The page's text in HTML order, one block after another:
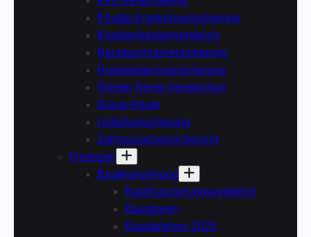
Private Krankenversicherung
Krankenkassenvergleich
Rechtsschutzversicherung
Risikolebensversicherung
Riester Rente Vergleichen
Rürup Rente
Unfallversicherung
Zahnzusatzversicherung
Finanzen
Baufinanzierung
Baufinanzierungsvergleich
Bausparen
Baudarlehen 2025